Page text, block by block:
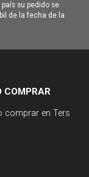
su pedido se
de la fecha de la
COMPRAR
comprar en Ters